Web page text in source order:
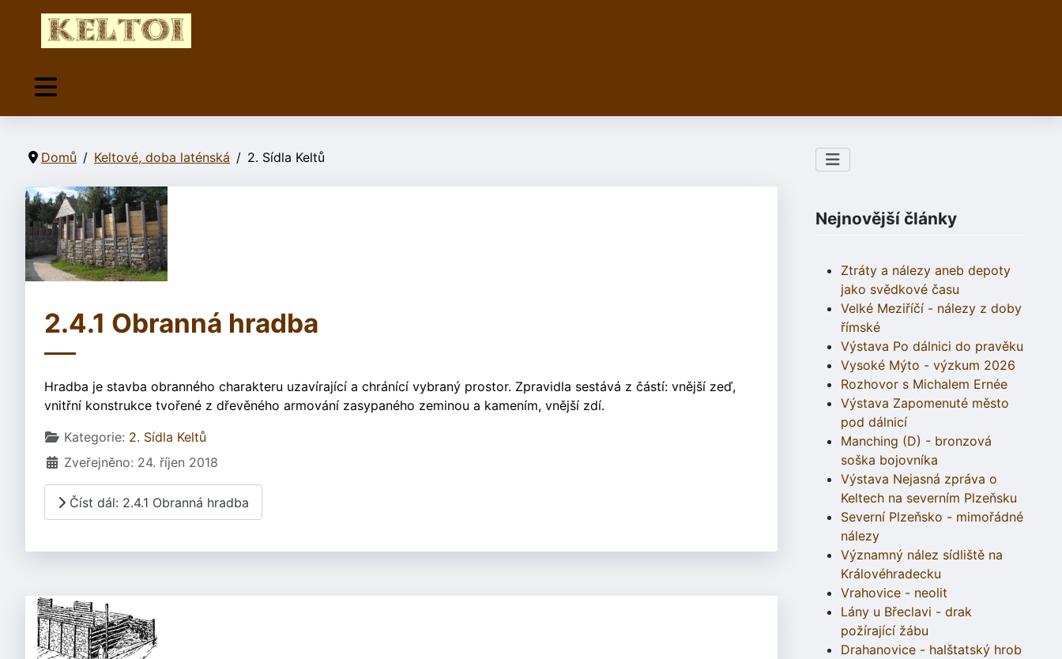
Domů Keltové, doba laténská 2. Sídla Keltů
2.4.1 Obranná hradba
Hradba je stavba obranného charakteru uzavírající a chránící vybraný prostor. Zpravidla sestává z částí: vnější zeď,
vnitřní konstrukce tvořené z dřevěného armování zasypaného zeminou a kamením, vnější zdí.
Základní údaje
Kategorie: 2. Sídla Keltů
Zveřejněno: 24. říjen 2018
Číst dál: 2.4.1 Obranná hradba
Nejnovější články
Ztráty a nálezy aneb depoty
jako svědkové času
Velké Meziříčí - nálezy z doby
římské
Výstava Po dálnici do pravěku
Vysoké Mýto - výzkum 2026
Rozhovor s Michalem Ernée
Výstava Zapomenuté město
pod dálnicí
Manching (D) - bronzová
soška bojovníka
Výstava Nejasná zpráva o
Keltech na severním Plzeňsku
Severní Plzeňsko - mimořádné
nálezy
Významný nález sídliště na
Královéhradecku
Vrahovice - neolit
Lány u Břeclavi - drak
požírající žábu
Drahanovice - halštatský hrob